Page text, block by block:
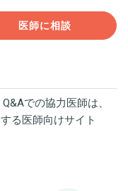
医師に相談
での協力医師は、
る医師向けサイト